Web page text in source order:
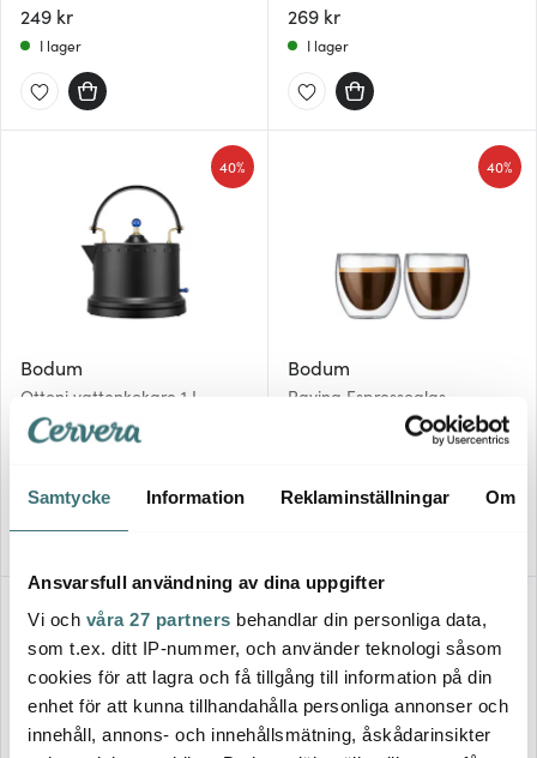
Samtycke Information Reklaminställningar Om
Ansvarsfull användning av dina uppgifter
Vi och våra 27 partners behandlar din personliga data,
som t.ex. ditt IP-nummer, och använder teknologi såsom
cookies för att lagra och få tillgång till information på din
enhet för att kunna tillhandahålla personliga annonser och
innehåll, annons- och innehållsmätning, åskådarinsikter
249 kr
I lager
269 kr
I lager
Bodum
Ottoni vattenkokare 1 L
1380W svart
40%
I lager
Bodum
Pavina Espressoglas
dubbelväggad 8 cl 2-pack
40%
I lager
40%